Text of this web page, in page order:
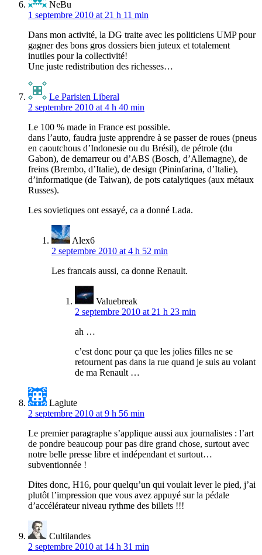
NeBu
1 septembre 2010 at 21 h 11 min
Dans mon activité, la DG traite avec les politiciens UMP pour
gagner des bons gros dossiers bien juteux et totalement
inutiles pour la collectivité!
Une juste redistribution des richesses…
Le Parisien Liberal
2 septembre 2010 at 4 h 40 min
Le 100 % made in France est possible.
dans l’auto, faudra juste apprendre à se passer de roues (pneus
en caoutchous d’Indonesie ou du Brésil), de pétrole (du
Gabon), de demarreur ou d’ABS (Bosch, d’Allemagne), de
freins (Brembo, d’Italie), de design (Pininfarina, d’Italie),
d’informatique (de Taiwan), de pots catalytiques (aux métaux
Russes).
Les sovietiques ont essayé, ca a donné Lada.
Alex6
2 septembre 2010 at 4 h 52 min
Les francais aussi, ca donne Renault.
Valuebreak
2 septembre 2010 at 21 h 23 min
ah …
c’est donc pour ça que les jolies filles ne se
retournent pas dans la rue quand je suis au volant
de ma Renault …
Laglute
2 septembre 2010 at 9 h 56 min
Le premier paragraphe s’applique aussi aux journalistes : l’art
de pondre beaucoup pour pas dire grand chose, surtout avec
notre belle presse libre et indépendant et surtout…
subventionnée !
Dites donc, H16, pour quelqu’un qui voulait lever le pied, j’ai
plutôt l’impression que vous avez appuyé sur la pédale
d’accélérateur niveau rythme des billets !!!
Cultilandes
2 septembre 2010 at 14 h 31 min